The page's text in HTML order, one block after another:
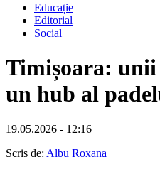
Educație
Editorial
Social
Timișoara:
un hub al
19.05.2026 - 12:16
Scris de: Albu Roxana